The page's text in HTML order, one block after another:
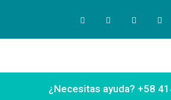
¿Necesitas ayuda? +58